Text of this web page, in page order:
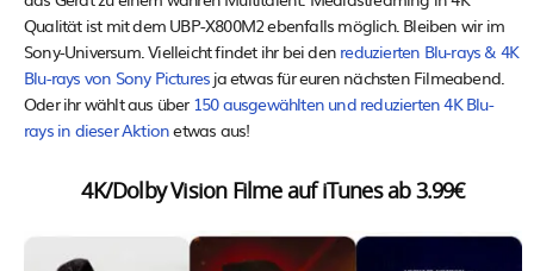
Qualität ist mit dem UBP-X800M2 ebenfalls möglich. Bleiben wir im
Sony-Universum. Vielleicht findet ihr bei den reduzierten Blu-rays & 4K
Blu-rays von Sony Pictures ja etwas für euren nächsten Filmeabend.
Oder ihr wählt aus über 150 ausgewählten und reduzierten 4K Blu-
rays in dieser Aktionetwas aus!
4K/Dolby Vision Filme auf iTunes ab 3.99€